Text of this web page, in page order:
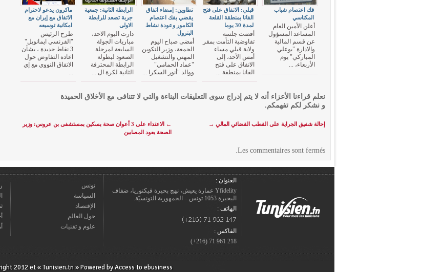
ماكرون يدعو لاحترام
الاتفاق مع إيران مع
امكانية توسيعه
طرح الرئيس
"الفرنسي ايمانويل"
3 نقاط جديدة ، بشأن
اعادة التفاوض حول
الاتفاق النووي مع إي
...
الرابطة الثانية: جمعية
جربة تصعد للرابطة
الاولى
دارت اليوم الاحد،
مباريات الجولة
السابعة لمرحلة
الصعود لبطولة
الرابطة المحترفة
الثانية لكرة ال ...
تطاوين: إمضاء اتفاق
يقضي بفك اعتصام
الكامور وعودة نشاط
البترول
أمضى صباح اليوم
الجمعة، وزير التكوين
المهني والتشغيل
"عماد الحمامي"
ووالد "أنور السكرا ...
قبلي: الاتفاق على فتح
الفانا بمنطقة القلعة
لمدة 30 يوما
أفضت جلسة
تفاوضية التأمت بمقر
ولاية قبلي مساء
أمس الأحد، إلى
الاتفاق على فتح
الفانا بمنطقة ...
فك اعتصام شباب
المكناسي
أعلن الأمين العام
المساعد المسؤول
عن قسم المالية
والادارة "بوعلي
المباركي" يوم
الأربعاء، ...
نعلم قراءنا الأعزاء أنه لا يتم إدراج سوى التعليقات البناءة والتي لا تتنافى مع الأخلاق الحميدة
و نشكر لكم تفهمكم.
←
الاعتداء على 3 أعوان صحة بسكين بمستشفى بن عروس: وزير
الصحة يعود المصابين
إحالة شفيق الجراية على القطب القضائي المالي →
Les commentaires sont fermés.
العنوان :
Yfidelity عمارة يعيش، نهج بحيرة فيكتوريا، ضفاف
البحيرة 1053 تونس – الجمهورية التونسيّة.
الهاتف :
الفاكس :
218 961 71 (216+)
تونس
السياسة
الإقتصاد
حول العالم
علوم و تقنيات
2012 et « Tunisien.tn » Powered byAccess to ebusiness